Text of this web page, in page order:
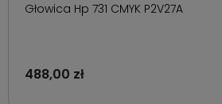
Głowica Hp 731 CMYK P2V27A
488,00 zł